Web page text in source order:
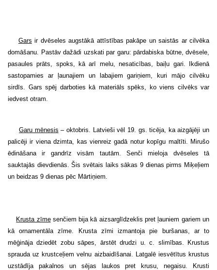
Gars ir dvēseles augstākā attīstības pakāpe un saistās ar cilvēka
domāšanu. Pastāv dažādi uzskati par garu: pārdabiska būtne, dvēsele,
pasaules prāts, spoks, kā arī melu, nesaticības, baiļu gari. Ikdienā
sastopamies ar ļaunajiem un labajiem gariņiem, kuri mājo cilvēku
sirdīs. Gars spēj darboties kā materiāls spēks, ko viens cilvēks var
iedvest otram.
Garu mēnesis – oktobris. Latvieši vēl 19. gs. ticēja, ka aizgājēji un
palicēji ir viena dzimta, kas vienreiz gadā notur kopīgu maltīti. Mirušo
ēdināšana ir gandrīz visām tautām. Senči mieloja dvēseles tā
sauktajās dievdienās. Šis svētais laiks sākas 9 dienas pirms Miķeļiem
un beidzas 9 dienas pēc Mārtiņiem.
Krusta zīmesenčiem bija kā aizsarglīdzeklis pret ļauniem gariem un
kā ornamentāla zīme. Krusta zīmi izmantoja pie buršanas, ar to
mēģināja dziedēt zobu sāpes, ārstēt drudzi u. c. slimības. Krustus
sprauda uz krustceļiem velnu aizbaidīšanai. Latgalē iesvētītus krustus
uzstādīja pakalnos un sējas laukos pret krusu, negaisu. Krusti